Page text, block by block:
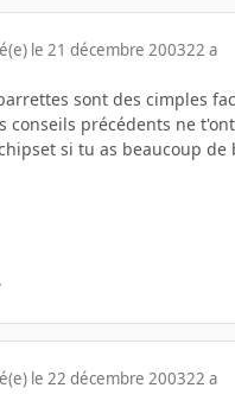
le 21 décembre 200322 a
sont des cimples
conseils précédents ne
si tu as beaucoup de
le 22 décembre 200322 a